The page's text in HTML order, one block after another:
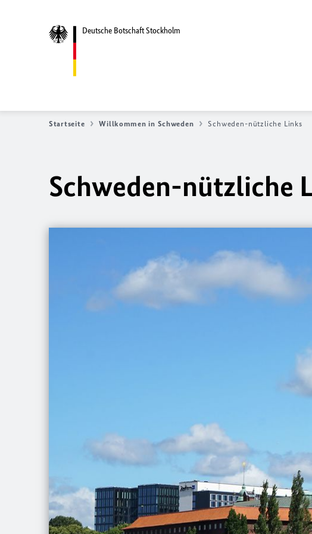
Deutsche Botschaft Stockholm
Startseite Willkommen in Schweden Schweden-nützliche Links
Schweden-nützliche